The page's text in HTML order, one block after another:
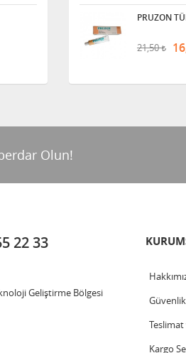
PRUZON
21,50
Olun!
22 33
Geliştirme Bölgesi
Güvenlik
Teslimat
Kargo